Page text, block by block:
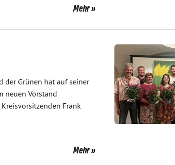
Mehr
der Grünen hat auf seiner
neuen Vorstand
Frank
Mehr